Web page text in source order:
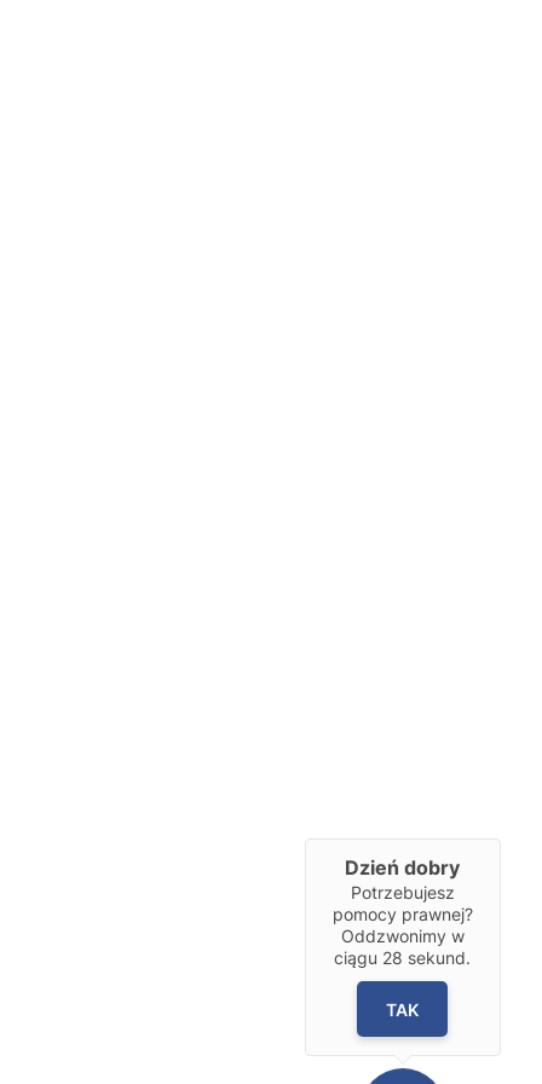
Dzień dobry
Potrzebujesz
pomocy prawnej?
Oddzwonimy w
ciągu 28 sekund.
TAK